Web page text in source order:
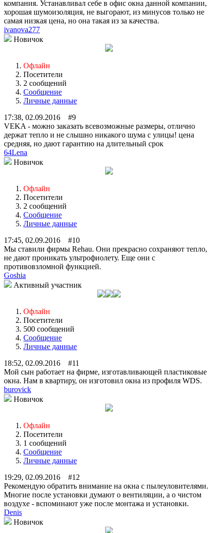
компания. Устанавливал себе в офис окна данной компании,
хорошая шумоизоляция, не выгорают, из минусов только не
самая низкая цена, но она такая из за качества.
ivanova277
Новичок
Офлайн
Посетители
2 сообщений
Сообщение
Личные данные
17:38, 02.09.2016 #9
VEKA - можно заказать всевозможные размеры, отлично
держат тепло и не слышно никакого шума с улицы! цена
средняя, но дают гарантию на длительный срок
64Lena
Новичок
Офлайн
Посетители
2 сообщений
Сообщение
Личные данные
17:45, 02.09.2016 #10
Мы ставили фирмы Rehau. Они прекрасно сохраняют тепло,
не дают проникать ультрофиолету. Еще они с
противовзломной функцией.
Goshia
Активный участник
Офлайн
Посетители
500 сообщений
Сообщение
Личные данные
18:52, 02.09.2016 #11
Мой сын работает на фирме, изготавливающей пластиковые
окна. Нам в квартиру, он изготовил окна из профиля WDS.
burovick
Новичок
Офлайн
Посетители
1 сообщений
Сообщение
Личные данные
19:29, 02.09.2016 #12
Рекомендую обратить внимание на окна с пылеуловителями.
Многие после установки думают о вентиляции, а о чистом
воздухе - вспоминают уже после монтажа и установки.
Denis
Новичок